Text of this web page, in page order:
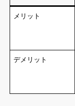
メリット
デメリット